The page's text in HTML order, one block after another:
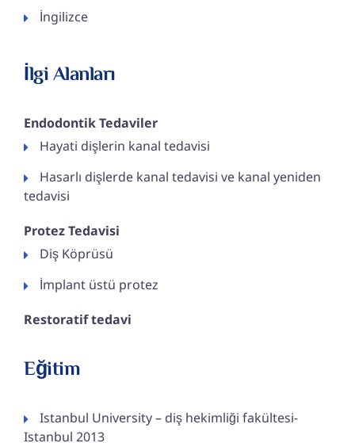
İngilizce
İlgi Alanları
Endodontik Tedaviler
Hayati dişlerin kanal tedavisi
Hasarlı dişlerde kanal tedavisi ve kanal yeniden
tedavisi
Protez Tedavisi
Diş Köprüsü
İmplant üstü protez
Restoratif tedavi
Eğitim
Istanbul University – diş hekimliği fakültesi-
Istanbul 2013